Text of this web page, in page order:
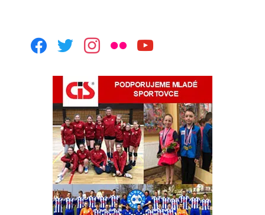
facebooktwitterinstagram
flickr youtube